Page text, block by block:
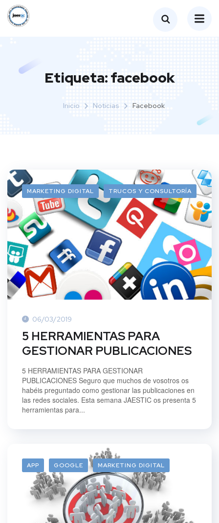
Etiqueta:facebook
Inicio Noticias Facebook
MARKETING DIGITAL TRUCOS Y CONSULTORÍA
06/03/2019
5 HERRAMIENTAS PARA
GESTIONAR PUBLICACIONES
5 HERRAMIENTAS PARA GESTIONAR
PUBLICACIONES Seguro que muchos de vosotros os
habéis preguntado como gestionar las publicaciones en
las redes sociales. Esta semana JAESTIC os presenta 5
herramientas para...
APP GOOGLE MARKETING DIGITAL